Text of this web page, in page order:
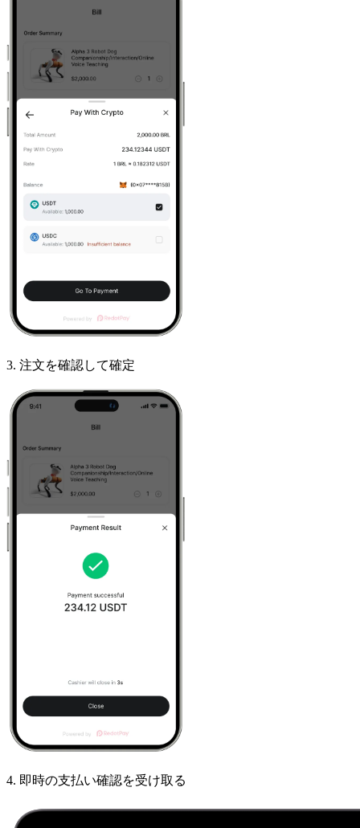
3. 注文を確認して確定
4. 即時の支払い確認を受け取る